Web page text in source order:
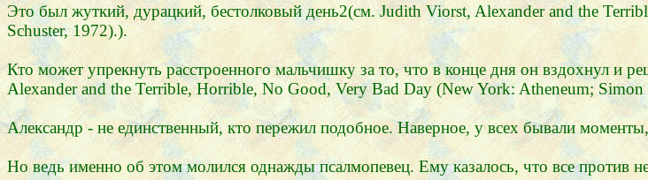
Это был жуткий, дурацкий, бестолковый день2(см. Judith Viorst, Alexander and the
Schuster, 1972).).
Кто может упрекнуть расстроенного мальчишку за то, что в конце дня он вздохнул и
Alexander and the Terrible, Horrible, No Good, Very Bad Day (New York: Atheneum;
Александр - не единственный, кто пережил подобное. Наверное, у всех бывали
Но ведь именно об этом молился однажды псалмопевец. Ему казалось, что все против